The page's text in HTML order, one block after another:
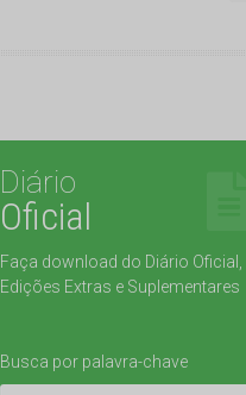
Diário
Oficial
Faça download do Diário Oficial,
Edições Extras e Suplementares
Busca por palavra-chave